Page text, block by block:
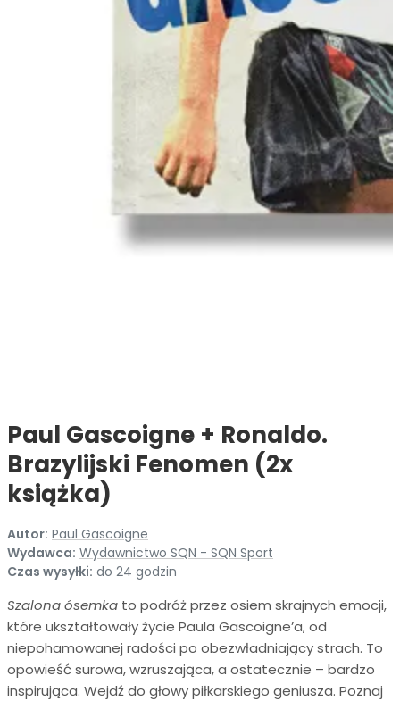
Paul Gascoigne + Ronaldo.
Brazylijski Fenomen (2x
książka)
Autor: Paul Gascoigne
Wydawca: Wydawnictwo SQN - SQN Sport
Czas wysyłki: do 24 godzin
Szalona ósemka to podróż przez osiem skrajnych emocji,
które ukształtowały życie Paula Gascoigne’a, od
niepohamowanej radości po obezwładniający strach. To
opowieść surowa, wzruszająca, a ostatecznie – bardzo
inspirująca. Wejdź do głowy piłkarskiego geniusza. Poznaj